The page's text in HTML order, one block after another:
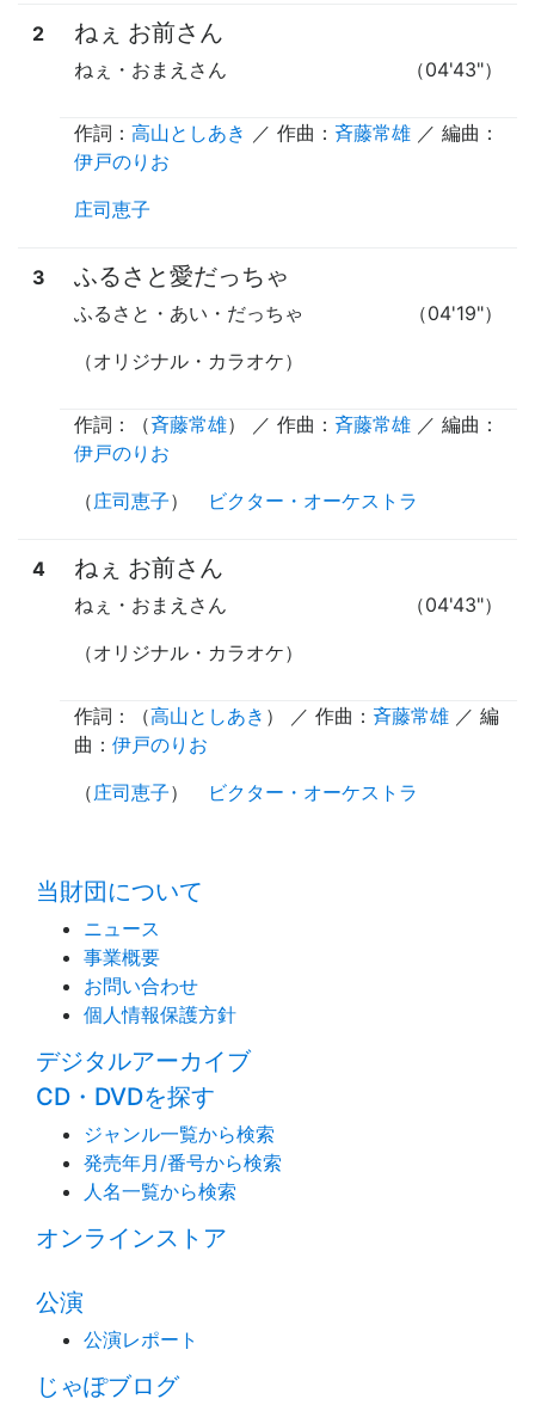
2 ねぇ お前さん
（04'43"）
ねぇ・おまえさん
作詞： 高山としあき ／ 作曲： 斉藤常雄 ／ 編曲：
伊戸のりお
庄司恵子
3 ふるさと愛だっちゃ
（04'19"）
ふるさと・あい・だっちゃ
（オリジナル・カラオケ）
作詞：（斉藤常雄） ／ 作曲： 斉藤常雄 ／ 編曲：
伊戸のりお
（ 庄司恵子） ビクター・オーケストラ
4 ねぇ お前さん
（04'43"）
ねぇ・おまえさん
（オリジナル・カラオケ）
作詞：（高山としあき ） ／ 作曲： 斉藤常雄 ／ 編
曲： 伊戸のりお
（ 庄司恵子） ビクター・オーケストラ
当財団について
ニュース
事業概要
お問い合わせ
個人情報保護方針
デジタルアーカイブ
CD・DVDを探す
ジャンル一覧から検索
発売年月/番号から検索
人名一覧から検索
オンラインストア
公演
公演レポート
じゃぽブログ